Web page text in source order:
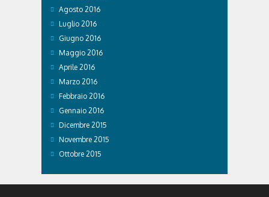
Agosto 2016
Luglio 2016
Giugno 2016
Maggio 2016
Aprile 2016
Marzo 2016
Febbraio 2016
Gennaio 2016
Dicembre 2015
Novembre 2015
Ottobre 2015